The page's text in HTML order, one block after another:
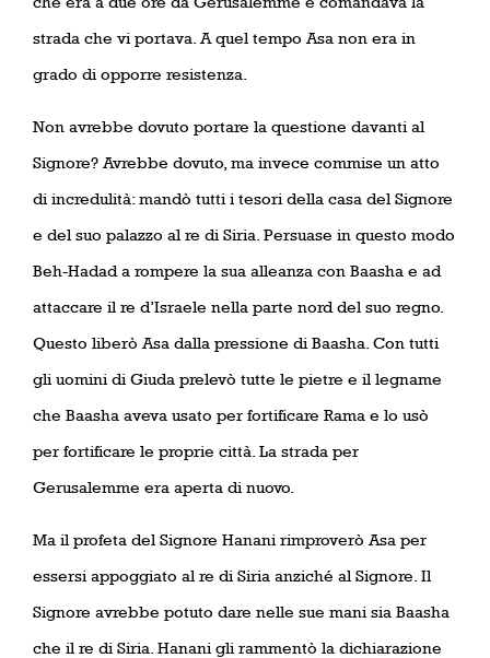
strada che vi portava. A quel tempo Asa non era in
grado di opporre resistenza.
Non avrebbe dovuto portare la questione davanti al
Signore? Avrebbe dovuto, ma invece commise un atto
di incredulità: mandò tutti i tesori della casa del Signore
e del suo palazzo al re di Siria. Persuase in questo modo
Beh-Hadad a rompere la sua alleanza con Baasha e ad
attaccare il re d’Israele nella parte nord del suo regno.
Questo liberò Asa dalla pressione di Baasha. Con tutti
gli uomini di Giuda prelevò tutte le pietre e il legname
che Baasha aveva usato per fortificare Rama e lo usò
per fortificare le proprie città. La strada per
Gerusalemme era aperta di nuovo.
Ma il profeta del Signore Hanani rimproverò Asa per
essersi appoggiato al re di Siria anziché al Signore. Il
Signore avrebbe potuto dare nelle sue mani sia Baasha
che il re di Siria. Hanani gli rammentò la dichiarazione